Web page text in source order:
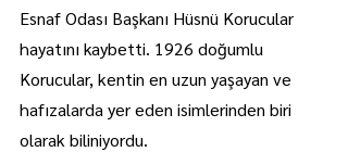
Esnaf Odası Başkanı Hüsnü Korucular
hayatını kaybetti. 1926 doğumlu
Korucular, kentin en uzun yaşayan ve
hafızalarda yer eden isimlerinden biri
olarak biliniyordu.